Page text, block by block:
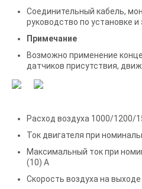
Соединительный кабель,
руководство по установке и
Примечание
Возможно применение
датчиков присутствия,
Расход воздуха 1000/1200/
Ток двигателя при
Максимальный ток при
(10) А
Скорость воздуха на